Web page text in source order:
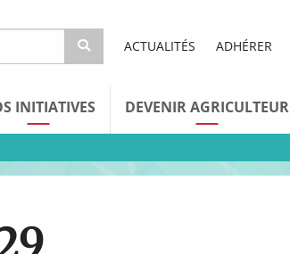
ACTUALITÉS ADHÉRER
INITIATIVES DEVENIR AGRICULTEUR